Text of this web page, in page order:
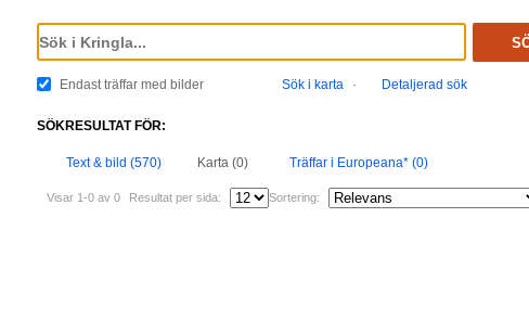
Endast träffar med bilder Sök i karta · Detaljerad sök
SÖKRESULTAT FÖR:
Text & bild (570) Karta (0) Träffar i Europeana* (0)
Visar 1-0 av 0 Resultat per sida: Sortering: